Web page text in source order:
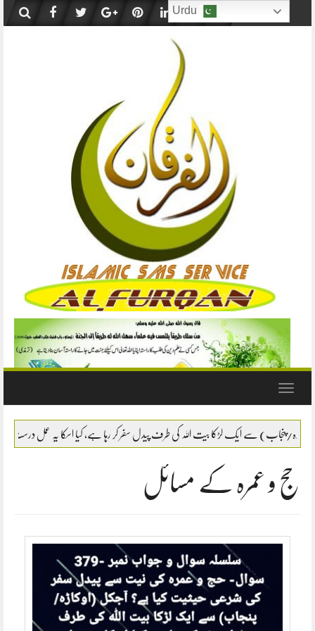
content
Toggle
یہ عمل درست ہے؟ اور کیا پیدل سفر سے حج و عمرہ کا زیادہ ثواب ملتا ہے؟
حج و عمرہ کے مسائل